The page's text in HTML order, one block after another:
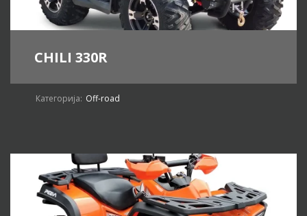
CHILI 330R
Категорија: Off-road